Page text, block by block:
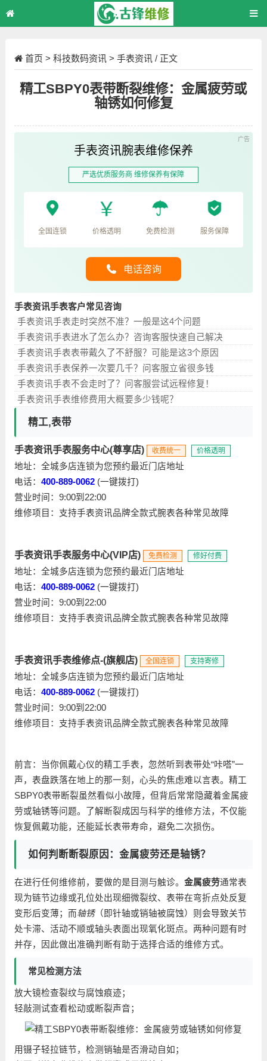
首页 > 科技数码资讯 > 手表资讯 / 正文
精工SBPY0表带断裂维修：金属疲劳或
轴锈如何修复
手表资讯腕表维修保养
严选优质服务商 维修保养有保障
全国连锁 价格透明 免费检测 服务保障
电话咨询
手表资讯手表客户常见咨询
手表资讯手表走时突然不准？一般是这4个问题
手表资讯手表进水了怎么办？咨询客服快速自己解决
手表资讯手表表带戴久了不舒服？可能是这3个原因
手表资讯手表保养一次要几千？问客服立省很多钱
手表资讯手表不会走时了？问客服尝试远程修复！
手表资讯手表维修费用大概要多少钱呢？
精工,表带
手表资讯手表服务中心(尊享店) 收费统一 价格透明
地址：全城多店连锁为您预约最近门店地址
电话： 400-889-0062(一键拨打)
营业时间：9:00到22:00
维修项目：支持手表资讯品牌全款式腕表各种常见故障
手表资讯手表服务中心(VIP店) 免费检测 修好付费
地址：全城多店连锁为您预约最近门店地址
电话： 400-889-0062(一键拨打)
营业时间：9:00到22:00
维修项目：支持手表资讯品牌全款式腕表各种常见故障
手表资讯手表维修点-(旗舰店) 全国连锁 支持寄修
地址：全城多店连锁为您预约最近门店地址
电话： 400-889-0062(一键拨打)
营业时间：9:00到22:00
维修项目：支持手表资讯品牌全款式腕表各种常见故障
前言：当你佩戴心仪的精工手表，忽然听到表带处“咔嗒”一
声，表盘跌落在地上的那一刻，心头的焦虑难以言表。精工
SBPY0表带断裂虽然看似小故障，但背后常常隐藏着金属疲
劳或轴锈等问题。了解断裂成因与科学的维修方法，不仅能
恢复佩戴功能，还能延长表带寿命，避免二次损伤。
如何判断断裂原因：金属疲劳还是轴锈？
在进行任何维修前，要做的是目测与触诊。 金属疲劳通常表
现为链节边缘或孔位处出现细微裂纹、表带在弯折点处反复
变形后变薄；而轴锈（即针轴或销轴被腐蚀）则会导致关节
处卡滞、活动不顺或轴头表面出现氧化斑点。两种问题有时
并存，因此做出准确判断有助于选择合适的维修方式。
常见检测方法
放大镜检查裂纹与腐蚀痕迹；
轻敲测试查看松动或断裂声音；
用镊子轻拉链节，检测销轴是否滑动自如；